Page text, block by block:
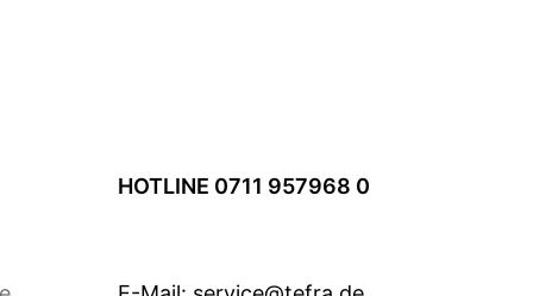
HOTLINE 0711 957968 0